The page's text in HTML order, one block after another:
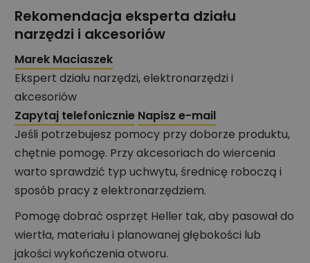
Rekomendacja eksperta działu
narzędzi i akcesoriów
Marek Maciaszek
Ekspert działu narzędzi, elektronarzędzi i
akcesoriów
Zapytaj telefonicznie Napisz e-mail
Jeśli potrzebujesz pomocy przy doborze produktu,
chętnie pomogę. Przy akcesoriach do wiercenia
warto sprawdzić typ uchwytu, średnicę roboczą i
sposób pracy z elektronarzędziem.
Pomogę dobrać osprzęt Heller tak, aby pasował do
wiertła, materiału i planowanej głębokości lub
jakości wykończenia otworu.